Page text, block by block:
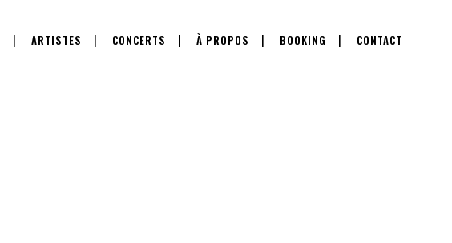
ARTISTES CONCERTS À PROPOS BOOKING CONTACT